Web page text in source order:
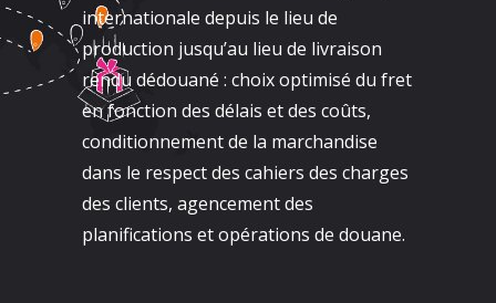
internationale depuis le lieu de
production jusqu’au lieu de livraison
rendu dédouané : choix optimisé du fret
en fonction des délais et des coûts,
conditionnement de la marchandise
dans le respect des cahiers des charges
des clients, agencement des
planifications et opérations de douane.